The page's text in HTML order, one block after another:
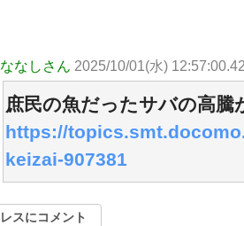
ななしさん 2025/10/01(水)
庶民の魚だったサバの高騰
https://
keizai-907381
レスにコメント